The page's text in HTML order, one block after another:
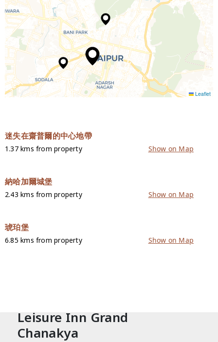
Leaflet
迷失在齋普爾的中心地帶
1.37 kms from property Show on Map
納哈加爾城堡
2.43 kms from property Show on Map
琥珀堡
6.85 kms from property Show on Map
Leisure Inn Grand
Chanakya